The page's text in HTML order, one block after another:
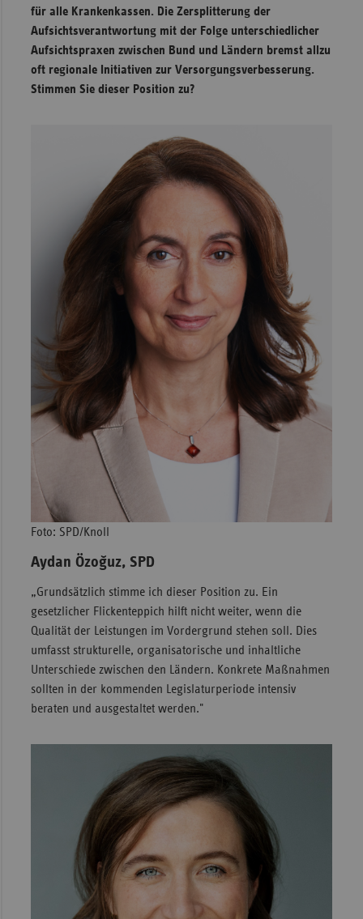
für alle Krankenkassen. Die Zersplitterung der
Aufsichtsverantwortung mit der Folge unterschiedlicher
Aufsichtspraxen zwischen Bund und Ländern bremst allzu
oft regionale Initiativen zur Versorgungsverbesserung.
Stimmen Sie dieser Position zu?
Foto: SPD/Knoll
Aydan Özoğuz, SPD
„Grundsätzlich stimme ich dieser Position zu. Ein
gesetzlicher Flickenteppich hilft nicht weiter, wenn die
Qualität der Leistungen im Vordergrund stehen soll. Dies
umfasst strukturelle, organisatorische und inhaltliche
Unterschiede zwischen den Ländern. Konkrete Maßnahmen
sollten in der kommenden Legislaturperiode intensiv
beraten und ausgestaltet werden."